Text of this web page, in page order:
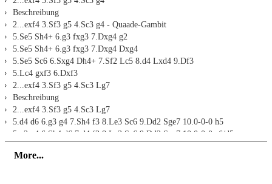
des Weiß-Repertoires, das Daniel King in Power Play 27 empfiehlt,
diese DVD ist also auch ein ausgezeichneter Auffrischungskurs.
Von allem anderen abgesehen sind diese Tests nicht zuletzt einfach
gute Übungen in punkto Variantenberechnung. Manche der
Stellungen drehen sich nur um einen einen Zug, den Sie mit Hilfe
der interaktiven Software finden sollen, bei anderen folgt auch noch
eine Anschlussfrage. Außerdem gibt es eine Datenbank mit 101
Ergänzungsaufgaben zum Selberlösen.
+ 50 Teststellungen im interaktiven Videoformat
+ Strukturierte Erklärung taktischer Themen
+ Auffrischung des Königsgambit-Repertoires
• Laufzeit: 3 Stunden 50 Minuten (Deutsch)
transferred to the ChessBase WebApp Fritz-online. In a match
against Fritz you test your new knowledge and actively play
the new opening.
All engines installed in ChessBase can be started for the
analysis
Assisted Analysis
Print notation and diagrams (for worksheets)
Beschreibung
2...exf4 3.Sf3 g5 4.Sc3 g4 - Quaade-Gambit
5.Se5 Sh4+ 6.g3 fxg3 7.Dxg4 g2
5.Se5 Sh4+ 6.g3 fxg3 7.Dxg4 Dxg4
5.Se5 Sc6 6.Sxg4 Dh4+ 7.Sf2 Lc5 8.d4 Lxd4 9.Df3
5.Lc4 gxf3 6.Dxf3
2...exf4 3.Sf3 g5 4.Sc3 Lg7
Beschreibung
2...exf4 3.Sf3 g5 4.Sc3 Lg7
5.d4 d6 6.g3 g4 7.Sh4 f3 8.Le3 Sc6 9.Dd2 Sge7 10.0-0-0 h5
5.g3 g4 6.Sh4 d6 7.d4 f3 8.Le3 Sc6 9.Dd2 Sge7 10.0-0-0 a6/d5
2...exf4 3.Sf3 d6
More...